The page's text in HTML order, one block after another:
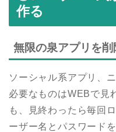
作る
無限の泉アプリを削
ソーシャル系アプリ、
必要なものはWEBで見
も、見終わったら毎回
ーザー名とパスワード